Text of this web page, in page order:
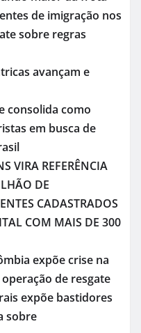
de imigração nos
sobre regras
avançam e
consolida como
em busca de
VIRA REFERÊNCIA
DE
CADASTRADOS
COM MAIS DE 300
expõe crise na
de resgate
expõe bastidores
sobre